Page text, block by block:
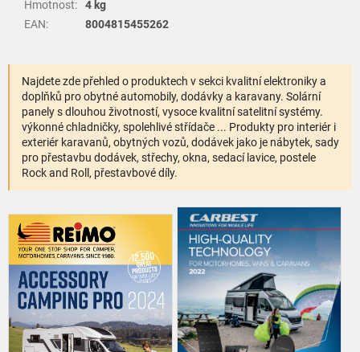
Hmotnost:
4 kg
EAN: 8004815455262
Najdete zde přehled o produktech v sekci kvalitní elektroniky a
doplňků pro obytné automobily, dodávky a karavany. Solární
panely s dlouhou životností, vysoce kvalitní satelitní systémy.
výkonné chladničky, spolehlivé střídače ... Produkty pro interiér i
exteriér karavanů, obytných vozů, dodávek jako je nábytek, sady
pro přestavbu dodávek, střechy, okna, sedací lavice, postele
Rock and Roll, přestavbové díly.